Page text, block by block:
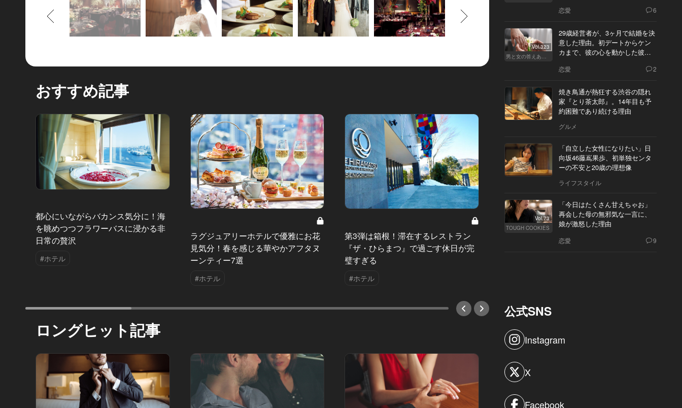
もどる
おすすめ記事
都心にいながらバカンス気分に！海
を眺めつつフラワーバスに浸かる非
日常の贅沢
#ホテル
ラグジュアリーホテルで優雅にお花
見気分！春を感じる華やかアフタヌ
ーンティー7選
#ホテル
第3弾は箱根！滞在するレストラン
『ザ・ひらまつ』で過ごす休日が完
璧すぎる
#ホテル
やっぱり、ホテルが好き。 Vol.18
アートに身をゆだね、個性派ヴィラ
に泊まる。光が美しい円形空間で非
ロングヒット記事
恋愛 6
Vol.323
男と女の答えあわせ【Q】
29歳経営者が、3ヶ月で結婚を決
意した理由。初デートからケン
カまで、彼の心を動かした彼女
恋愛 2
焼き鳥通が熱狂する渋谷の隠れ
家『とり茶太郎』。14年目も予
約困難であり続ける理由
グルメ
「自立した女性になりたい」日
向坂46藤嶌果歩、初単独センタ
ーの不安と20歳の理想像
ライフスタイル
Vol.73
TOUGH COOKIES
「今日はたくさん甘えちゃお」
再会した母の無邪気な一言に、
娘が激怒した理由
恋愛 9
公式SNS
Instagram
X
Facebook